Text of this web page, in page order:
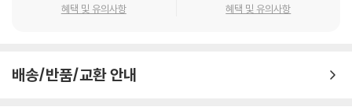
혜택 및 유의사항 혜택 및 유의사항
배송/반품/교환 안내